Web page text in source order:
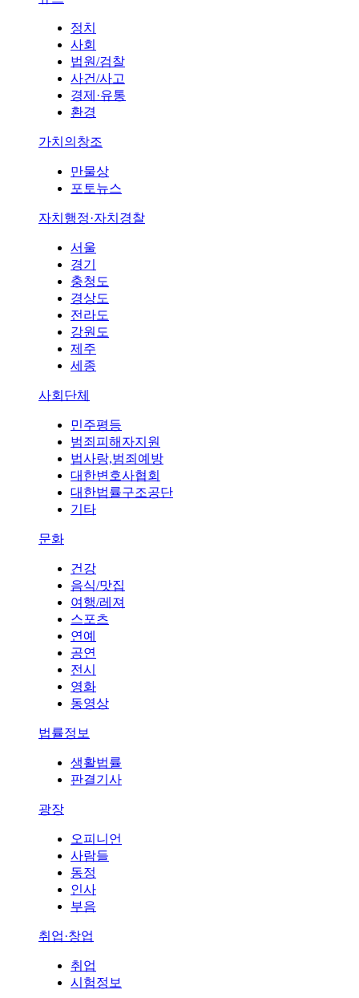
정치
사회
법원/검찰
사건/사고
경제·유통
환경
가치의창조
만물상
포토뉴스
자치행정·자치경찰
서울
경기
충청도
경상도
전라도
강원도
제주
세종
사회단체
민주평등
범죄피해자지원
법사랑,범죄예방
대한변호사협회
대한법률구조공단
기타
문화
건강
음식/맛집
여행/레져
스포츠
연예
공연
전시
영화
동영상
법률정보
생활법률
판결기사
광장
오피니언
사람들
동정
인사
부음
취업·창업
취업
시험정보